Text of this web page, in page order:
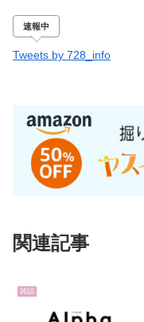
速報中
Tweets by 728_info
関連記事
雑誌